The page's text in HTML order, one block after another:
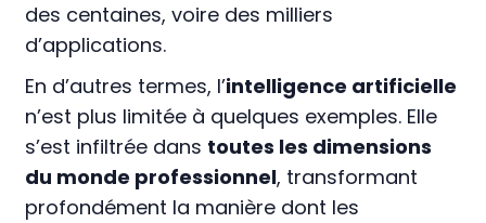
des centaines, voire des milliers
d’applications.
En d’autres termes, l’intelligence artificielle
n’est plus limitée à quelques exemples. Elle
s’est infiltrée dans toutes les dimensions
du monde professionnel, transformant
profondément la manière dont les